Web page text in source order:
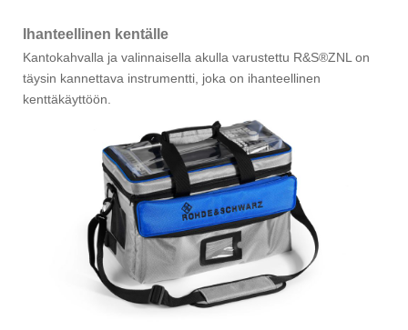
Ihanteellinen kentälle
Kantokahvalla ja valinnaisella akulla varustettu R&S®ZNL on
täysin kannettava instrumentti, joka on ihanteellinen
kenttäkäyttöön.